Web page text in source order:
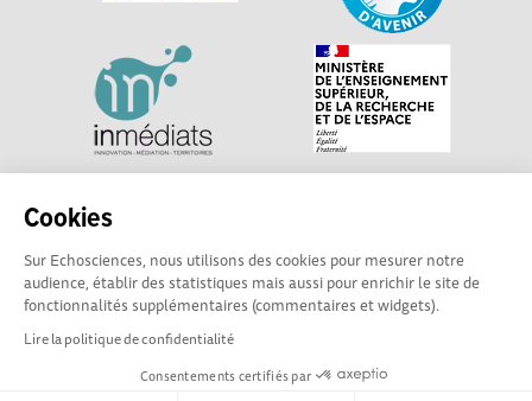
Cookies
Sur Echosciences, nous utilisons des cookies pour mesurer notre
audience, établir des statistiques mais aussi pour enrichir le site de
fonctionnalités supplémentaires (commentaires et widgets).
Lire la politique de confidentialité
Consentements certifiés par
Explorer, s’exprimer, rentrer en contact : Echosciences
sciences et de technologies du territoire. Propulsé par
Centre•Sciences/ Contact : echosciences@centre-
sciences.fr
Mentions légales|Politique de confidentialité